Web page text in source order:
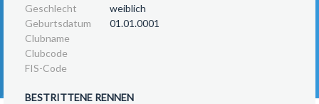
Geschlecht
weiblich
Geburtsdatum
01.01.0001
Clubname
Clubcode
FIS-Code
BESTRITTENE RENNEN